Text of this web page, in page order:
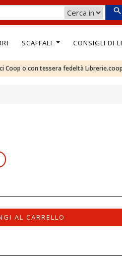
SCAFFALI CONSIGLI DI
Coop o con tessera fedeltà
AL CARRELLO